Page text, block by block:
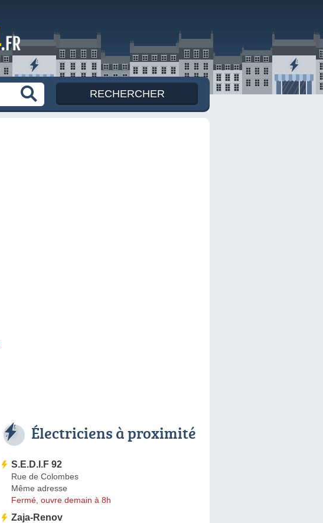
Électriciens à proximité
S.E.D.I.F 92
Rue de Colombes
Même adresse
Fermé, ouvre demain à 8h
Zaja-Renov